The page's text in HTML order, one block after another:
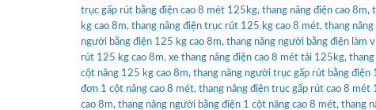
trục gấp rút bằng điện cao 8 mét 125kg, thang nâng điện cao 8m,
kg cao 8m, thang nâng điện trục rút 125 kg cao 8 mét, thang
người bằng điện 125 kg cao 8m, thang nâng người bằng điện làm
rút 125 kg cao 8m, xe thang nâng điện cao 8 mét tải 125kg, thang
cột nâng 125 kg cao 8m, thang nâng người trục gấp rút bằng điện
đơn 1 cột nâng cao 8 mét, thang nâng điện trục gấp rút cao 8 mét
cao 8m, thang nâng người bằng điện 1 cột nâng cao 8 mét, thang